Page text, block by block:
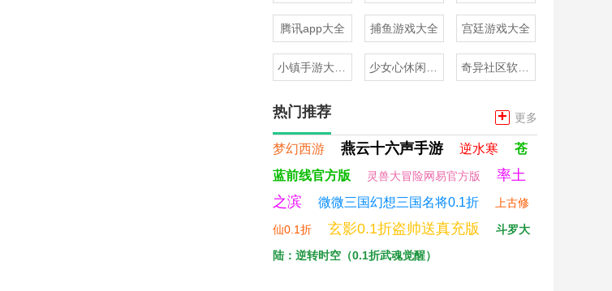
腾讯app大全 捕鱼游戏大全 宫廷游戏大全
热门推荐 + 更多
梦幻西游 燕云十六声手游 逆水寒
苍
蓝前线官方版
灵兽大冒险网易官方版
率土
之滨
微微三国幻想三国名将0.1折 上古修
仙0.1折 玄影0.1折盗帅送真充版
斗罗大
陆：逆转时空（0.1折武魂觉醒）